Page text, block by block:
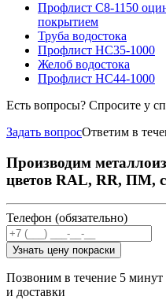
Профлист С8-1150
покрытием
Труба водостока
Профлист НС35-1000
Желоб водостока
Профлист НС44-1000
Есть вопросы? Спросите у
Задать вопросОтветим в
Производим
цветов RAL, RR, ПМ,
Телефон (обязательно)
Узнать цену покраски
Позвоним в течение 5
и доставки